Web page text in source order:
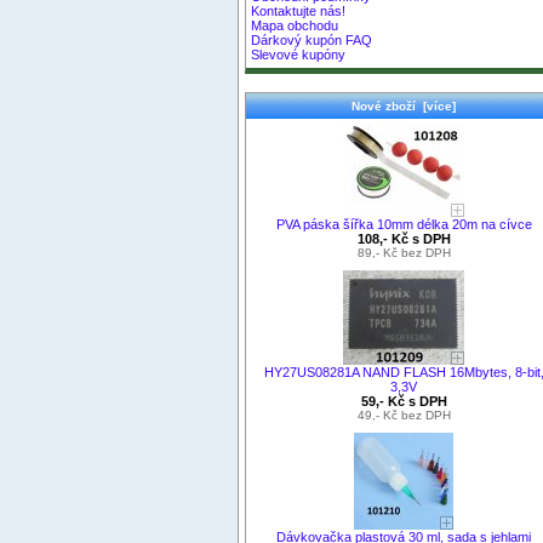
Kontaktujte nás!
Mapa obchodu
Dárkový kupón FAQ
Slevové kupóny
Nové zboží [více]
PVA páska šířka 10mm délka 20m na cívce
108,- Kč s DPH
89,- Kč bez DPH
HY27US08281A NAND FLASH 16Mbytes, 8-bit,
3,3V
59,- Kč s DPH
49,- Kč bez DPH
Dávkovačka plastová 30 ml, sada s jehlami